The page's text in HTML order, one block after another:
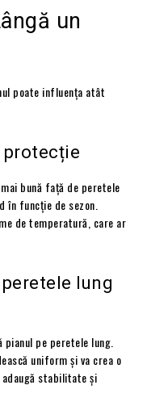
un
poate influența atât
bună față de peretele
în funcție de sezon.
de temperatură, care ar
lung
pe peretele lung.
uniform și va crea o
stabilitate și